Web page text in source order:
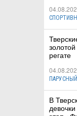
регате
В